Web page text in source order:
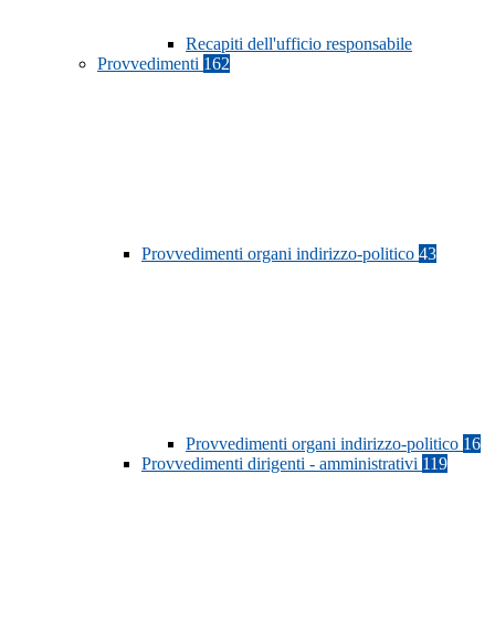
Recapiti dell'ufficio responsabile
Provvedimenti 162
Provvedimenti organi indirizzo-politico 43
Provvedimenti organi indirizzo-politico 16
Provvedimenti dirigenti - amministrativi 119